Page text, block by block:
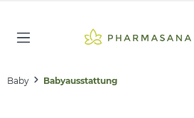
Baby Babyausstattung